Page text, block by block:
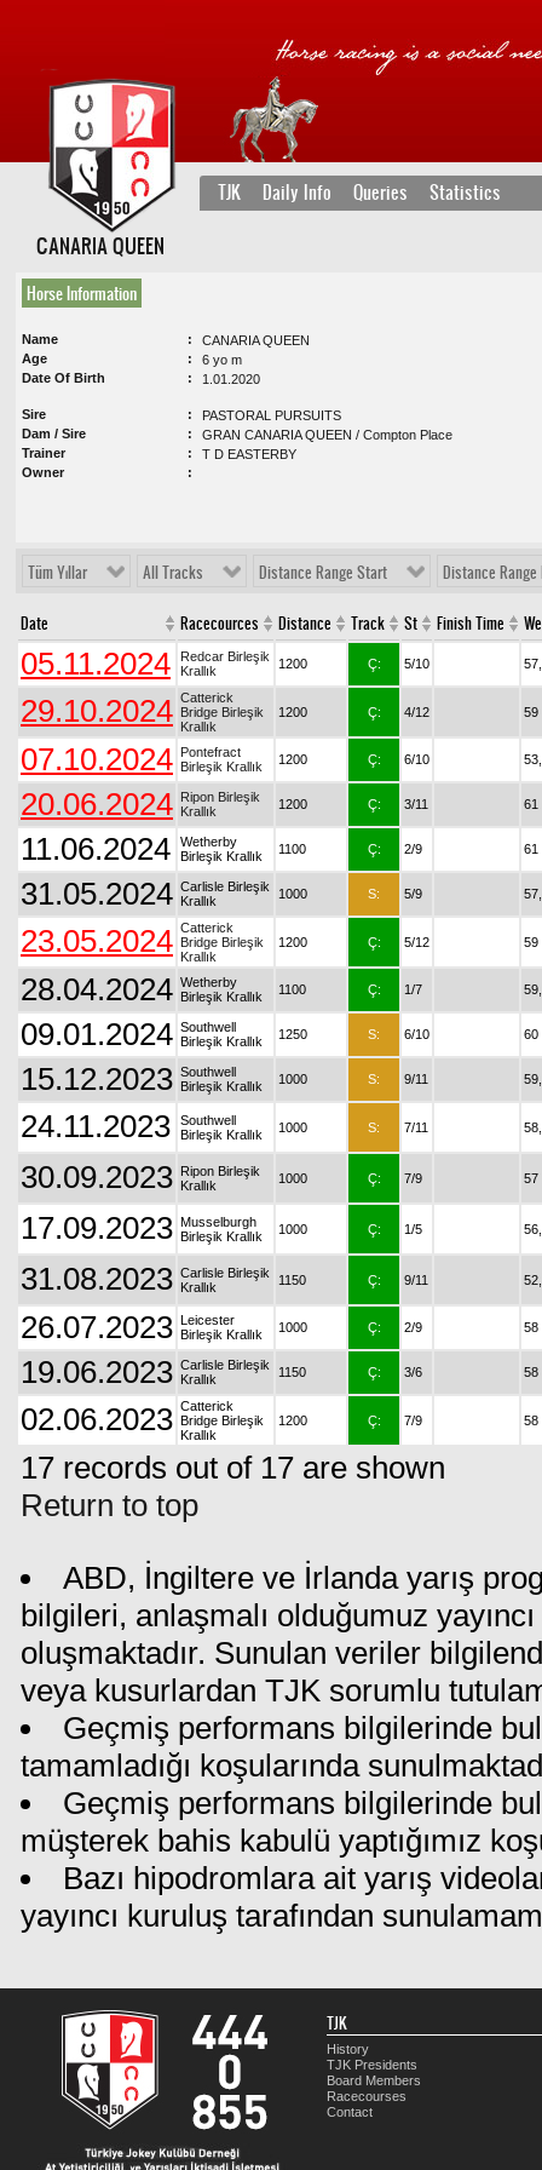
TJK Daily Info Queries Statistics
CANARIA QUEEN
Horse Information
Name
CANARIA QUEEN
Age
6 yo m
Date Of Birth
1.01.2020
Sire
PASTORAL PURSUITS
Dam / Sire
GRAN CANARIA QUEEN / Compton Place
Trainer
T D EASTERBY
Owner
Tüm Yıllar All Tracks Distance Range Start Distance Range
Date Racecources Distance Track St Finish Time
05.11.2024
Redcar Birleşik
Krallık
1200 Ç: 5/10
29.10.2024 Catterick
Bridge Birleşik
Krallık
1200 Ç: 4/12 59
07.10.2024 Pontefract
Birleşik Krallık
1200 Ç: 6/10
20.06.2024 Ripon Birleşik
Krallık
1200 Ç: 3/11 61
11.06.2024
Wetherby
Birleşik Krallık
1100 Ç: 2/9 61
31.05.2024 Carlisle Birleşik
Krallık
1000 S: 5/9
23.05.2024 Catterick
Bridge Birleşik
Krallık
1200 Ç: 5/12 59
28.04.2024 Wetherby
Birleşik Krallık
1100 Ç: 1/7
09.01.2024 Southwell
Birleşik Krallık
1250 S: 6/10 60
15.12.2023 Southwell
Birleşik Krallık
1000 S: 9/11
24.11.2023
Southwell
Birleşik Krallık
1000 S: 7/11
30.09.2023 Ripon Birleşik
Krallık
1000 Ç: 7/9 57
17.09.2023 Musselburgh
Birleşik Krallık
1000 Ç: 1/5
31.08.2023 Carlisle Birleşik
Krallık
1150 Ç: 9/11
26.07.2023 Leicester
Birleşik Krallık
1000 Ç: 2/9 58
19.06.2023 Carlisle Birleşik
Krallık
1150 Ç: 3/6 58
02.06.2023 Catterick
Bridge Birleşik
Krallık
1200 Ç: 7/9 58
17 records out of 17 are shown
Return to top
ABD, İngiltere ve İrlanda yarış
bilgileri, anlaşmalı olduğumuz
oluşmaktadır. Sunulan veriler
veya kusurlardan TJK sorumlu
Geçmiş performans bilgilerinde
tamamladığı koşularında
Geçmiş performans bilgilerinde
müşterek bahis kabulü yaptığımız
Bazı hipodromlara ait yarış
yayıncı kuruluş tarafından
TJK
History
TJK Presidents
Board Members
Racecourses
Contact